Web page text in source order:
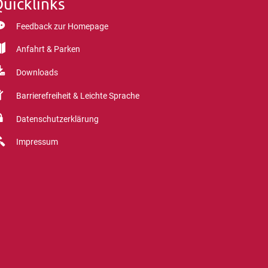
Feedback zur Homepage
Anfahrt & Parken
Downloads
Barrierefreiheit & Leichte Sprache
Datenschutzerklärung
Impressum